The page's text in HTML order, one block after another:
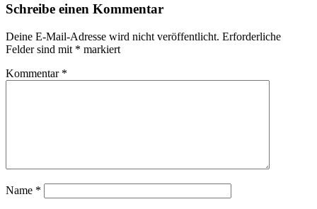
Schreibe einen Kommentar
Deine E-Mail-Adresse wird nicht veröffentlicht. Erforderliche
Felder sind mit * markiert
Kommentar *
Name *